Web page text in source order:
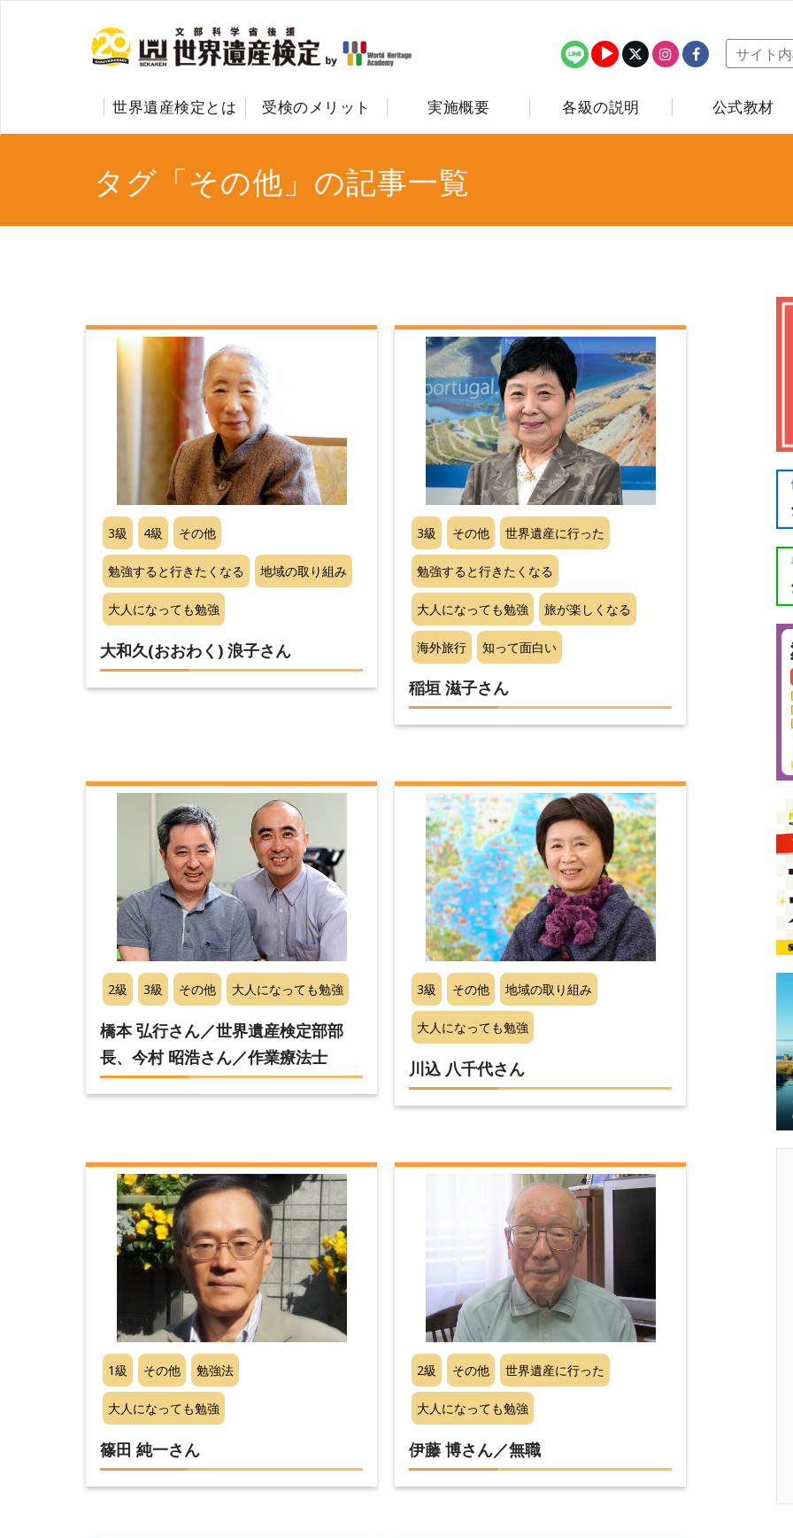
世界遺産検定とは 受検のメリット 実施概要 各級の説明 公式教材
タグ「その他」の記事一覧
3級 4級 その他
勉強すると行きたくなる 地域の取り組み
大人になっても勉強
大和久(おおわく) 浪子さん
3級 その他 世界遺産に行った
勉強すると行きたくなる
大人になっても勉強 旅が楽しくなる
海外旅行 知って面白い
稲垣 滋子さん
2級 3級 その他 大人になっても勉強
橋本 弘行さん／世界遺産検定部部
長、今村 昭浩さん／作業療法士
3級 その他 地域の取り組み
大人になっても勉強
川込 八千代さん
1級 その他 勉強法
大人になっても勉強
篠田 純一さん
2級 その他 世界遺産に行った
大人になっても勉強
伊藤 博さん／無職